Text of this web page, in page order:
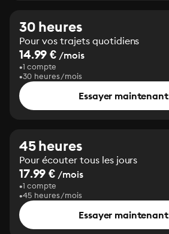
30 heures
Pour vos trajets quotidiens
14.99 € /mois
1 compte
30 heures/mois
Essayer maintenant
45 heures
Pour écouter tous les jours
17.99 € /mois
1 compte
45 heures/mois
Essayer maintenant